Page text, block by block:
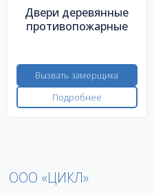
Двери деревянные
противопожарные
Вызвать замерщика
Подробнее
ООО «ЦИКЛ»